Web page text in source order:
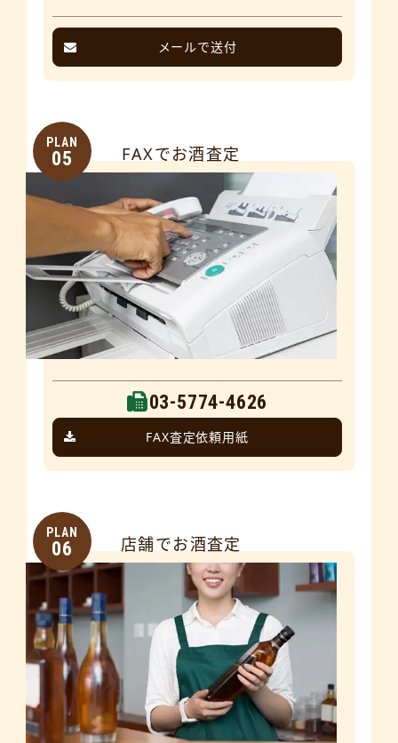
メールで送付
PLAN
05 FAXでお酒査定
03-5774-4626
FAX査定依頼用紙
PLAN
06 店舗でお酒査定